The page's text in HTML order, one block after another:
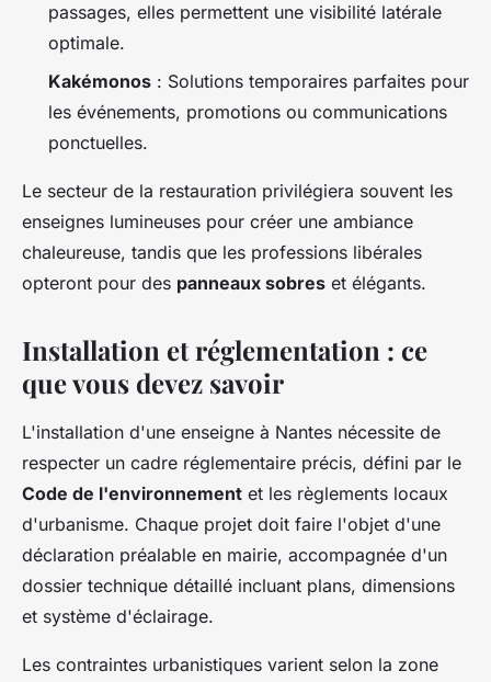
passages, elles permettent une visibilité latérale
optimale.
Kakémonos : Solutions temporaires parfaites pour
les événements, promotions ou communications
ponctuelles.
Le secteur de la restauration privilégiera souvent les
enseignes lumineuses pour créer une ambiance
chaleureuse, tandis que les professions libérales
opteront pour des panneaux sobres et élégants.
Installation et réglementation : ce
que vous devez savoir
L'installation d'une enseigne à Nantes nécessite de
respecter un cadre réglementaire précis, défini par le
Code de l'environnement et les règlements locaux
d'urbanisme. Chaque projet doit faire l'objet d'une
déclaration préalable en mairie, accompagnée d'un
dossier technique détaillé incluant plans, dimensions
et système d'éclairage.
Les contraintes urbanistiques varient selon la zone